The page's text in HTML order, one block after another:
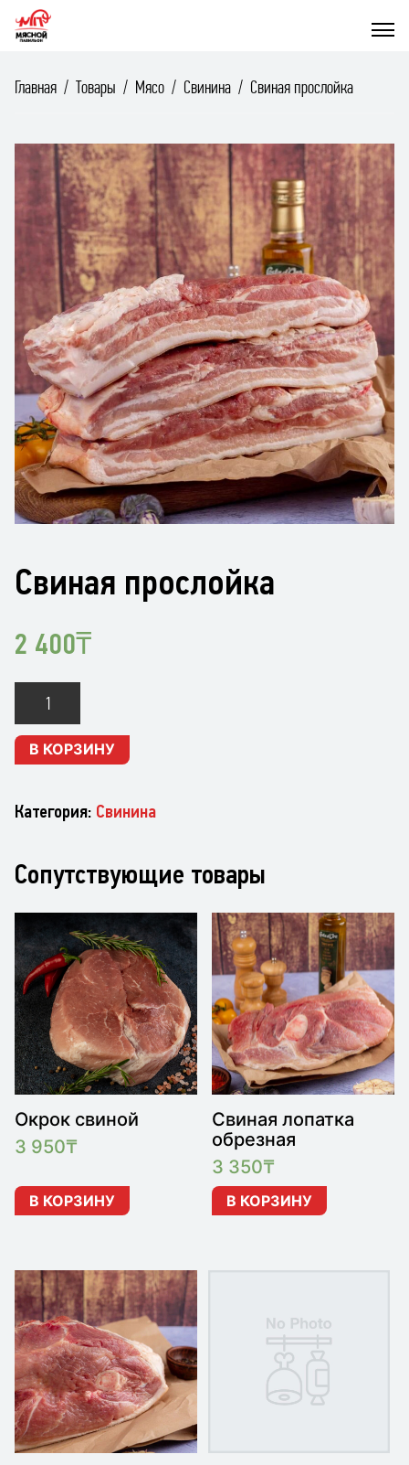
Главная Товары Мясо Свинина Свиная прослойка
Свиная прослойка
2 400₸
Свиная
прослойка
В КОРЗИНУ
Категория: Свинина
Сопутствующие товары
Окрок свиной
3 950₸
В КОРЗИНУ
Свиная лопатка
обрезная
3 350₸
В КОРЗИНУ